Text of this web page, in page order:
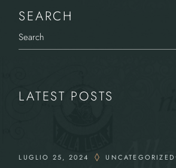
SEARCH
LATEST POSTS
LUGLIO 25, 2024 UNCATEGORIZED